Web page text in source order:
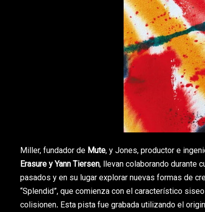
Miller, fundador de Mute, y Jones, productor e
Erasure y Yann Tiersen, llevan colaborando durante
pasados y en su lugar explorar nuevas formas de
“Splendid”, que comienza con el característico
colisionen. Esta pista fue grabada utilizando el